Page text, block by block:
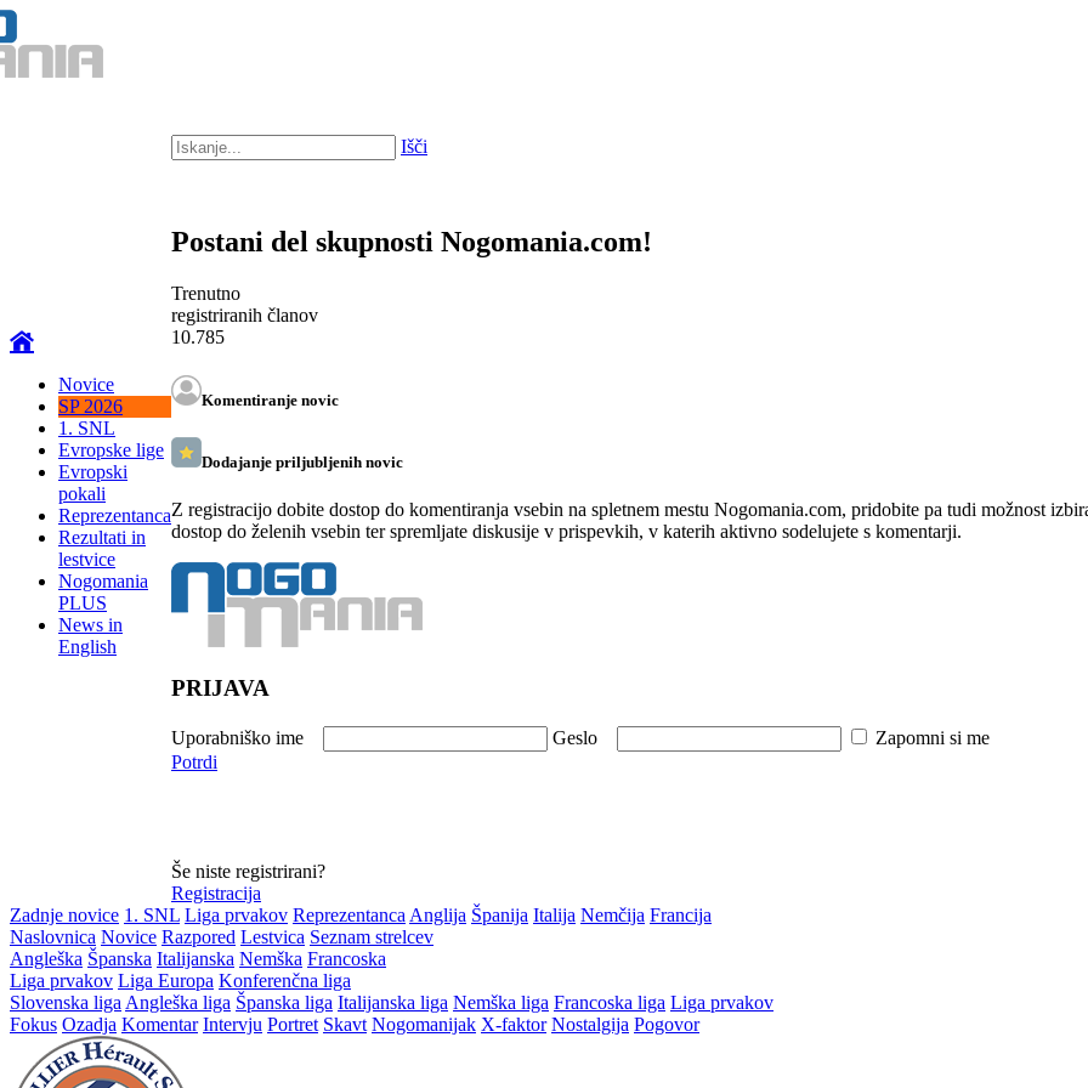
Novice
SP 2026
1. SNL
Evropske lige
Evropski
pokali
Reprezentanca
Rezultati in
lestvice
Nogomania
PLUS
News in
English
Išči
Postani del skupnosti Nogomania.com!
Trenutno
registriranih članov
10.785
Komentiranje novic
Dodajanje priljubljenih novic
Z registracijo dobite dostop do komentiranja vsebin na spletnem mestu Nogomania.com, pridobite pa tudi možnost
dostop do želenih vsebin ter spremljate diskusije v prispevkih, v katerih aktivno sodelujete s komentarji.
PRIJAVA
Uporabniško ime Geslo Zapomni si me
Potrdi
Še niste registrirani?
Registracija
Zadnje novice 1. SNL Liga prvakov Reprezentanca Anglija Španija Italija Nemčija Francija
Naslovnica Novice Razpored Lestvica Seznam strelcev
Angleška Španska Italijanska Nemška Francoska
Liga prvakov Liga Europa Konferenčna liga
Slovenska liga Angleška liga Španska liga Italijanska liga Nemška liga Francoska liga Liga prvakov
Fokus Ozadja Komentar Intervju Portret Skavt Nogomanijak X-faktor Nostalgija Pogovor